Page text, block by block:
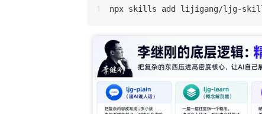
npx skills add lijigang/ljg-